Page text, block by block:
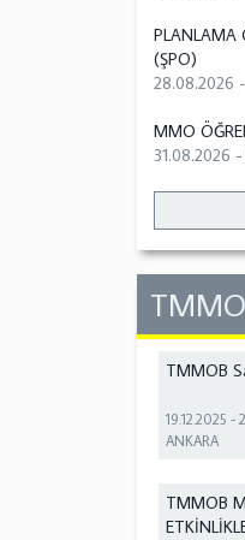
PLANLAMA
(ŞPO)
28.08.2026
MMO
31.08.2026
TMMOB
19.12.2025 -
ANKARA
TMMOB